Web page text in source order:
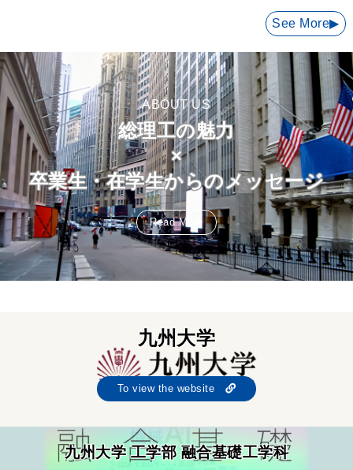
See More▶︎
ABOUT US
総理工の魅力
×
卒業生・在学生からのメッセージ
Read More
九州大学
To view the website
九州大学 工学部 融合基礎工学科